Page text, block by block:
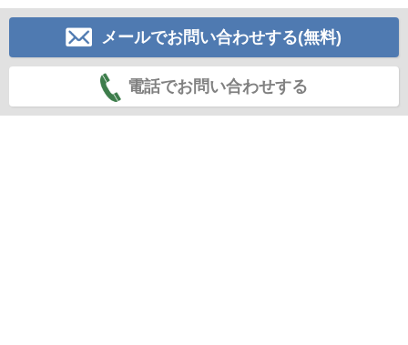
メールでお問い合わせする(無料)
電話でお問い合わせする